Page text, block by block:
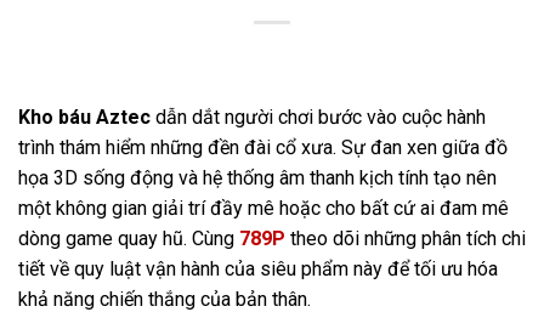
Kho báu Aztec dẫn dắt người chơi bước vào cuộc hành
trình thám hiểm những đền đài cổ xưa. Sự đan xen giữa đồ
họa 3D sống động và hệ thống âm thanh kịch tính tạo nên
một không gian giải trí đầy mê hoặc cho bất cứ ai đam mê
dòng game quay hũ. Cùng 789P theo dõi những phân tích chi
tiết về quy luật vận hành của siêu phẩm này để tối ưu hóa
khả năng chiến thắng của bản thân.